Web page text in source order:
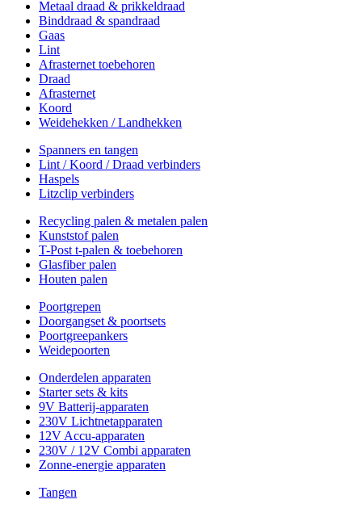
Metaal draad & prikkeldraad
Binddraad & spandraad
Gaas
Lint
Afrasternet toebehoren
Draad
Afrasternet
Koord
Weidehekken / Landhekken
Spanners en tangen
Lint / Koord / Draad verbinders
Haspels
Litzclip verbinders
Recycling palen & metalen palen
Kunststof palen
T-Post t-palen & toebehoren
Glasfiber palen
Houten palen
Poortgrepen
Doorgangset & poortsets
Poortgreepankers
Weidepoorten
Onderdelen apparaten
Starter sets & kits
9V Batterij-apparaten
230V Lichtnetapparaten
12V Accu-apparaten
230V / 12V Combi apparaten
Zonne-energie apparaten
Tangen